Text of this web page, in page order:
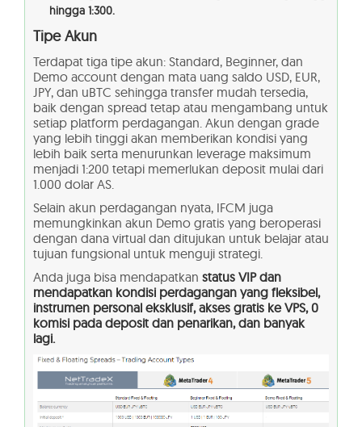
hingga 1:300.
Tipe Akun
Terdapat tiga tipe akun: Standard, Beginner, dan
Demo account dengan mata uang saldo USD, EUR,
JPY, dan uBTC sehingga transfer mudah tersedia,
baik dengan spread tetap atau mengambang untuk
setiap platform perdagangan. Akun dengan grade
yang lebih tinggi akan memberikan kondisi yang
lebih baik serta menurunkan leverage maksimum
menjadi 1:200 tetapi memerlukan deposit mulai dari
1.000 dolar AS.
Selain akun perdagangan nyata, IFCM juga
memungkinkan akun Demo gratis yang beroperasi
dengan dana virtual dan ditujukan untuk belajar atau
tujuan fungsional untuk menguji strategi.
Anda juga bisa mendapatkan status VIP dan
mendapatkan kondisi perdagangan yang fleksibel,
instrumen personal eksklusif, akses gratis ke VPS, 0
komisi pada deposit dan penarikan, dan banyak
lagi.